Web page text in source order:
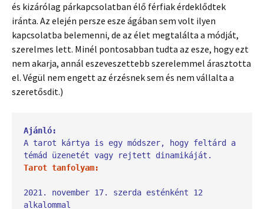
és kizárólag párkapcsolatban élő férfiak érdeklődtek
iránta. Az elején persze esze ágában sem volt ilyen
kapcsolatba belemenni, de az élet megtalálta a módját,
szerelmes lett. Minél pontosabban tudta az esze, hogy ezt
nem akarja, annál eszeveszettebb szerelemmel árasztotta
el. Végül nem engett az érzésnek sem és nem vállalta a
szeretősdit.)
Ajánló:
A tarot kártya is egy módszer, hogy feltárd a
témád üzenetét vagy rejtett dinamikáját.
Tarot tanfolyam:
2021. november 17. szerda esténként 12
alkalommal